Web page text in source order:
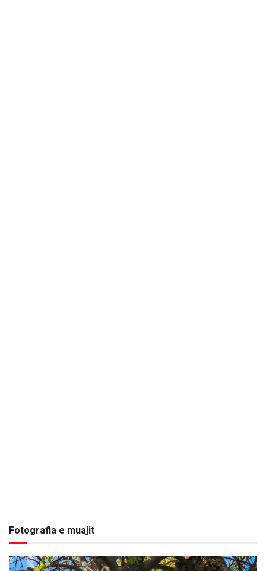
Fotografia e muajit